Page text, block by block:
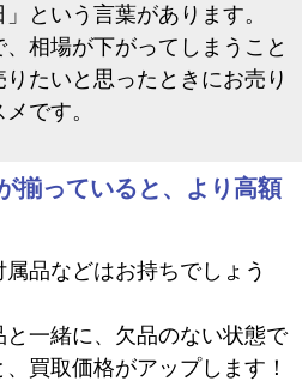
」という言葉があります。
相場が下がってしまうこと
たいと思ったときにお売り
です。
っていると、より高額
品などはお持ちでしょう
一緒に、欠品のない状態で
買取価格がアップします！